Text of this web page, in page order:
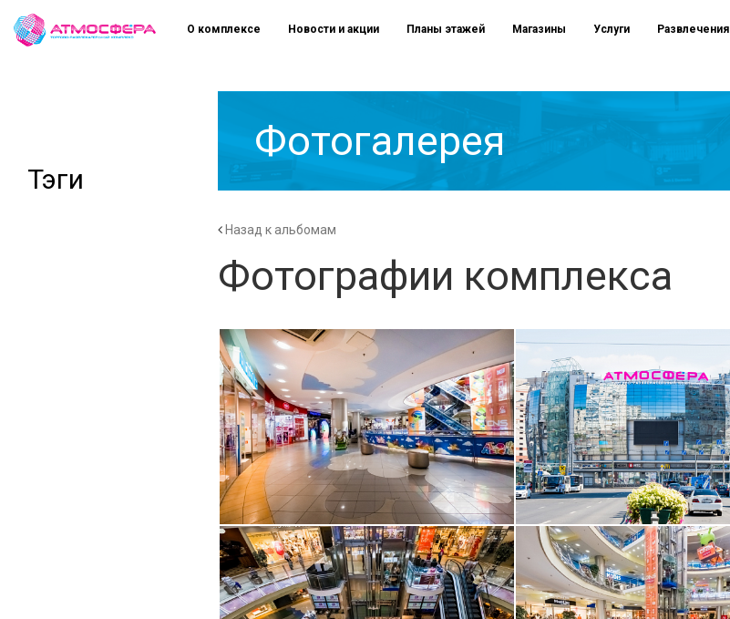
Тэги
О комплексе Новости и акции Планы этажей Магазины Услуги Развлечения
Фотогалерея
Назад к альбомам
Фотографии комплекса